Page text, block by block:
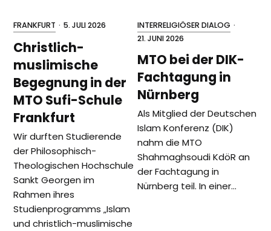
FRANKFURT · 5. JULI 2026
Christlich-
muslimische
Begegnung in der
MTO Sufi-Schule
Frankfurt
Wir durften Studierende
der Philosophisch-
Theologischen Hochschule
Sankt Georgen im
Rahmen ihres
Studienprogramms „Islam
und christlich-muslimische
INTERRELIGIÖSER DIALOG ·
21. JUNI 2026
MTO bei der DIK-
Fachtagung in
Nürnberg
Als Mitglied der Deutschen
Islam Konferenz (DIK)
nahm die MTO
Shahmaghsoudi KdöR an
der Fachtagung in
Nürnberg teil. In einer…